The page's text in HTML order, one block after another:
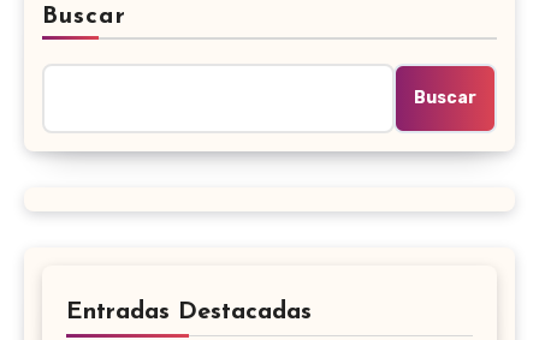
Buscar
Buscar
Entradas Destacadas